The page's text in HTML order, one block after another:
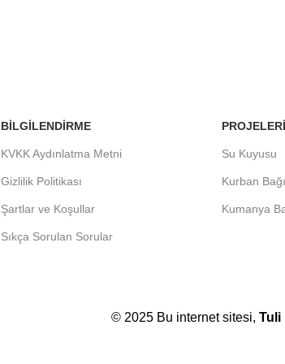
BILGILENDIRME
KVKK Aydınlatma Metni
Gizlilik Politikası
Şartlar ve Koşullar
Sıkça Sorulan Sorular
Su Kuyusu
Kurban
Kumanya
© 2025 Bu internet sitesi, Tuli